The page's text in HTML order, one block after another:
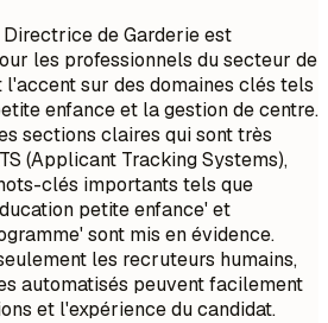
Directrice de Garderie est
les professionnels du secteur de
l'accent sur des domaines clés tels
enfance et la gestion de centre.
sections claires qui sont très
(Applicant Tracking Systems),
clés importants tels que
petite enfance' et
sont mis en évidence.
les recruteurs humains,
automatisés peuvent facilement
et l'expérience du candidat.